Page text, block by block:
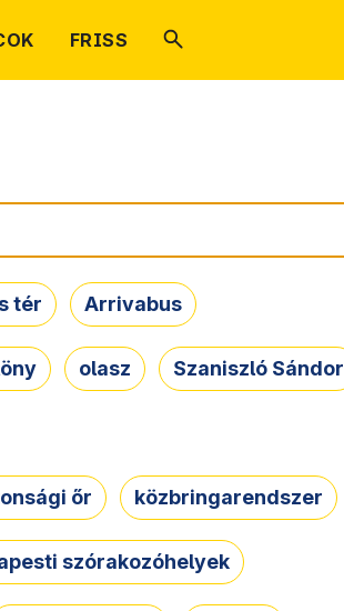
FRISS
tér Arrivabus
olasz Szaniszló Sándor
őr közbringarendszer
szórakozóhelyek